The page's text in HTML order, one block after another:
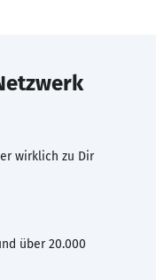
wirklich zu Dir
über 20.000